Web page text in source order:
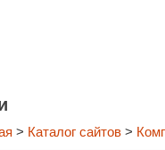
> Каталог сайтов >